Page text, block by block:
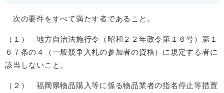
次の要件をすべて満たす者であること。
（１） 地方自治法施行令（昭和２２年政令第１６号）第１
６７条の４（一般競争入札の参加者の資格）に規定する者に
該当しないこと。
（２） 福岡県物品購入等に係る物品業者の指名停止等措置